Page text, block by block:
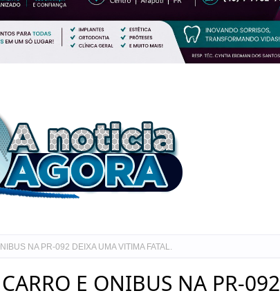
NA PR-092 DEIXA UMA VITIMA FATAL.
E ONIBUS NA PR-092